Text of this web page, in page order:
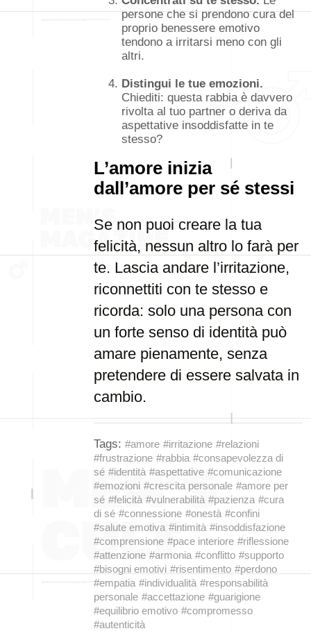
persone che si prendono cura del
proprio benessere emotivo
tendono a irritarsi meno con gli
altri.
Distingui le tue emozioni.
Chiediti: questa rabbia è davvero
rivolta al tuo partner o deriva da
aspettative insoddisfatte in te
stesso?
L’amore inizia
dall’amore per sé stessi
Se non puoi creare la tua
felicità, nessun altro lo farà per
te. Lascia andare l’irritazione,
riconnettiti con te stesso e
ricorda: solo una persona con
un forte senso di identità può
amare pienamente, senza
pretendere di essere salvata in
cambio.
Tags: #amore #irritazione #relazioni
#frustrazione #rabbia #consapevolezza di
sé #identità #aspettative #comunicazione
#emozioni #crescita personale #amore per
sé #felicità #vulnerabilità #pazienza #cura
di sé #connessione #onestà #confini
#salute emotiva #intimità #insoddisfazione
#comprensione #pace interiore #riflessione
#attenzione #armonia #conflitto #supporto
#bisogni emotivi #risentimento #perdono
#empatia #individualità #responsabilità
personale #accettazione #guarigione
#equilibrio emotivo #compromesso
#autenticità